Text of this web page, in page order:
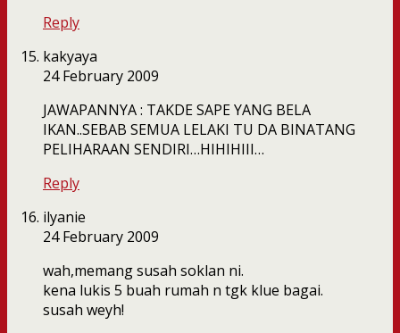
Reply
kakyaya
24 February 2009
JAWAPANNYA : TAKDE SAPE YANG BELA
IKAN..SEBAB SEMUA LELAKI TU DA BINATANG
PELIHARAAN SENDIRI…HIHIHIII…
Reply
ilyanie
24 February 2009
wah,memang susah soklan ni.
kena lukis 5 buah rumah n tgk klue bagai.
susah weyh!